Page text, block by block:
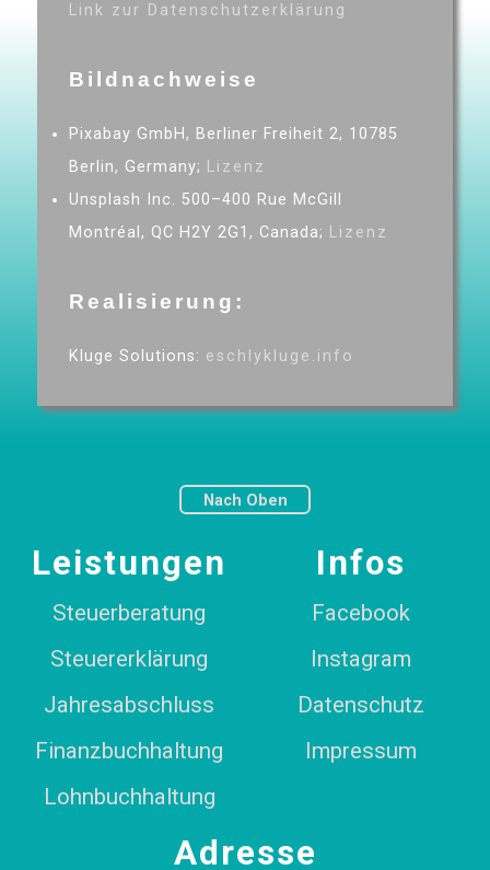
Link zur Datenschutzerklärung
Bildnachweise
Pixabay GmbH, Berliner Freiheit 2, 10785
Berlin, Germany; Lizenz
Unsplash Inc. 500–400 Rue McGill
Montréal, QC H2Y 2G1, Canada; Lizenz
Realisierung:
Kluge Solutions: eschlykluge.info
Nach Oben
Leistungen
Steuerberatung
Steuererklärung
Jahresabschluss
Finanzbuchhaltung
Lohnbuchhaltung
Infos
Facebook
Instagram
Datenschutz
Impressum
Adresse